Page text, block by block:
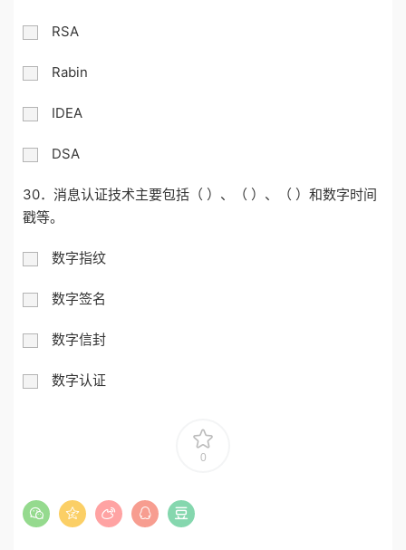
RSA
Rabin
IDEA
DSA
30．消息认证技术主要包括（ ）、（ ）、（ ）和数字时间
戳等。
数字指纹
数字签名
数字信封
数字认证
0